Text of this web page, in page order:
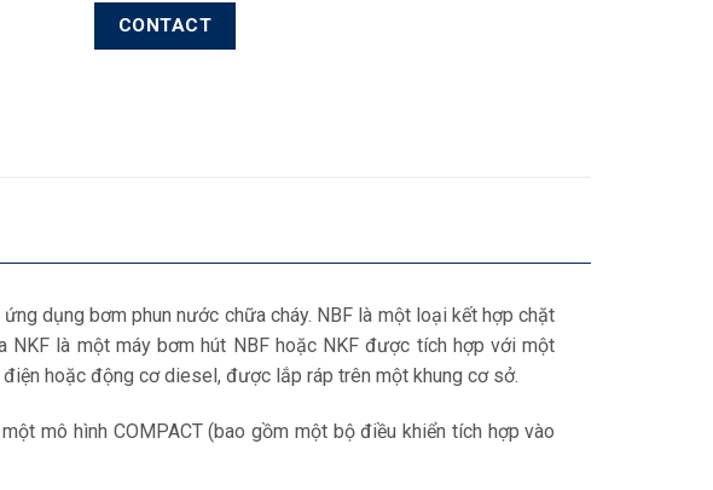
CONTACT
dụng bơm phun nước chữa cháy. NBF là một loại kết hợp chặt
NKF là một máy bơm hút NBF hoặc NKF được tích hợp với một
hoặc động cơ diesel, được lắp ráp trên một khung cơ sở.
mô hình COMPACT (bao gồm một bộ điều khiển tích hợp vào